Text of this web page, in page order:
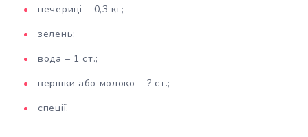
печериці – 0,3 кг;
зелень;
вода – 1 ст.;
вершки або молоко – ? ст.;
спеції.